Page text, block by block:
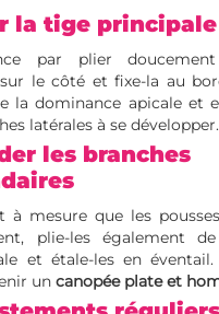
la tige principale
par plier
le côté et fixe-la au
la dominance apicale et
latérales à se développer.
les branches
à mesure que les
plie-les également
et étale-les en éventail.
uncanopée plate et